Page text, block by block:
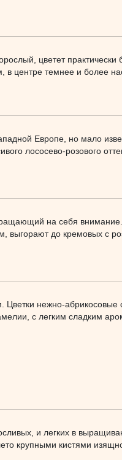
цветет
в центре темнее и более
Европе, но мало
лососево-розового
на себя
выгорают до кремовых с
Цветки нежно-абрикосовые
с легким сладким
и легких в
крупными кистями